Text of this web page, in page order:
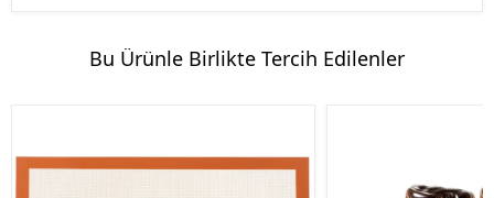
Bu Ürünle Birlikte Tercih Edilenler